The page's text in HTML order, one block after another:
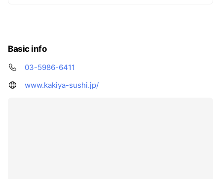
Basic info
03-5986-6411
www.kakiya-sushi.jp/